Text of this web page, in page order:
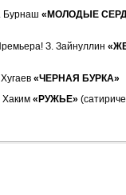
Бурнаш «МОЛОДЫЕ
З. Зайнуллин
«ЧЕРНАЯ БУРКА»
Хаким «РУЖЬЕ»